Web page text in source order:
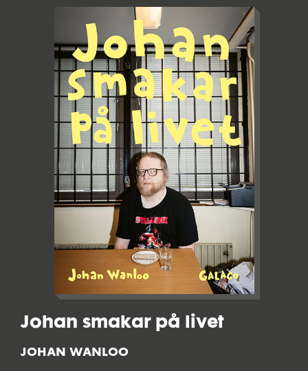
Johan smakar på livet
JOHAN WANLOO